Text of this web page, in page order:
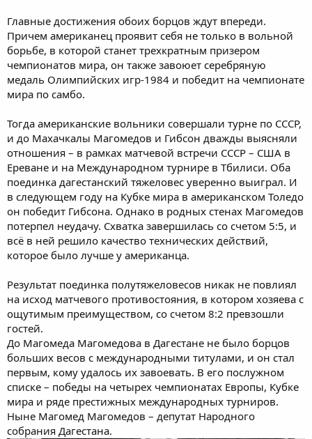
Главные достижения обоих борцов ждут впереди.
Причем американец проявит себя не только в вольной
борьбе, в которой станет трехкратным призером
чемпионатов мира, он также завоюет серебряную
медаль Олимпийских игр-1984 и победит на чемпионате
мира по самбо.
Тогда американские вольники совершали турне по СССР,
и до Махачкалы Магомедов и Гибсон дважды выясняли
отношения – в рамках матчевой встречи СССР – США в
Ереване и на Международном турнире в Тбилиси. Оба
поединка дагестанский тяжеловес уверенно выиграл. И
в следующем году на Кубке мира в американском Толедо
он победит Гибсона. Однако в родных стенах Магомедов
потерпел неудачу. Схватка завершилась со счетом 5:5, и
всё в ней решило качество технических действий,
которое было лучше у американца.
Результат поединка полутяжеловесов никак не повлиял
на исход матчевого противостояния, в котором хозяева с
ощутимым преимуществом, со счетом 8:2 превзошли
гостей.
До Магомеда Магомедова в Дагестане не было борцов
больших весов с международными титулами, и он стал
первым, кому удалось их завоевать. В его послужном
списке – победы на четырех чемпионатах Европы, Кубке
мира и ряде престижных международных турниров.
Ныне Магомед Магомедов – депутат Народного
собрания Дагестана.